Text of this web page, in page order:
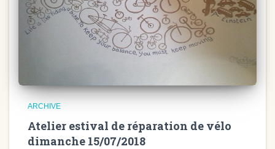
ARCHIVE
Atelier estival de réparation de vélo
dimanche 15/07/2018